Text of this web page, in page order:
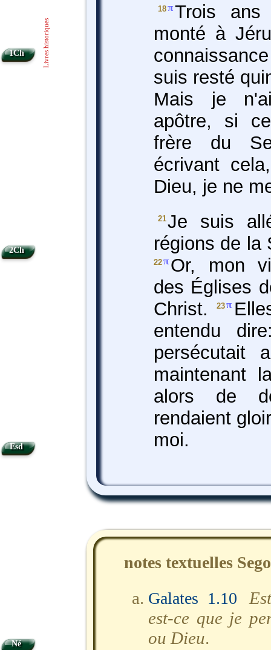
18πTrois
monté à
suis resté
Mais je
apôtre, si
frère du
écrivant
Dieu, je ne
21Je suis
régions de la
22π Or, mon
des Églises
Christ.23π
entendu
persécutait
maintenant
alors de
rendaient
moi.
notes textuelles
Galates 1.10
est-ce que je
ou Dieu.
1Ch
2Ch
Esd
Né
Livres historiques